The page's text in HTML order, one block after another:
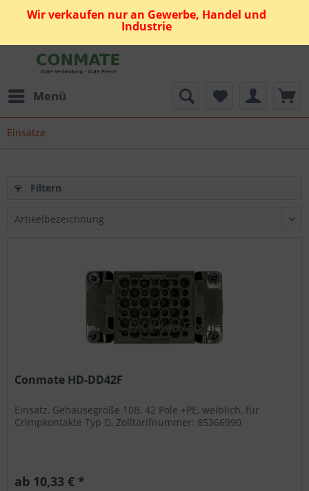
Wir verkaufen nur an Gewerbe, Handel und
Industrie
Menü
Einsätze
Filtern
Conmate HD-DD42F
Einsatz, Gehäusegröße 10B, 42 Pole +PE, weiblich, für
Crimpkontakte Typ D, Zolltarifnummer: 85366990
ab 10,33 € *